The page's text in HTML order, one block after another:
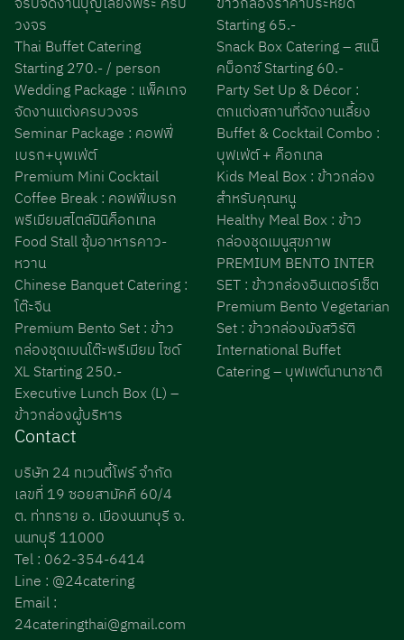
วงจร
Thai Buffet Catering
Starting 270.- / person
Wedding Package : แพ็คเกจ
จัดงานแต่งครบวงจร
Seminar Package : คอฟฟี่
เบรก+บุพเฟ่ต์
Premium Mini Cocktail
Coffee Break : คอฟฟี่เบรก
พรีเมียมสไตล์มินิค็อกเทล
Food Stall ซุ้มอาหารคาว-
หวาน
Chinese Banquet Catering :
โต๊ะจีน
Premium Bento Set : ข้าว
กล่องชุดเบนโต๊ะพรีเมียม ไซด์
XL Starting 250.-
Executive Lunch Box (L) –
ข้าวกล่องผู้บริหาร
Starting 65.-
Snack Box Catering – สแน็
คบ็อกซ์ Starting 60.-
Party Set Up & Décor :
ตกแต่งสถานที่จัดงานเลี้ยง
Buffet & Cocktail Combo :
บุฟเฟ่ต์ + ค็อกเทล
Kids Meal Box : ข้าวกล่อง
สำหรับคุณหนู
Healthy Meal Box : ข้าว
กล่องชุดเมนูสุขภาพ
PREMIUM BENTO INTER
SET : ข้าวกล่องอินเตอร์เซ็ต
Premium Bento Vegetarian
Set : ข้าวกล่องมังสวิรัติ
International Buffet
Catering – บุฟเฟต์นานาชาติ
Contact
บริษัท 24 ทเวนตี้โฟร์ จำกัด
เลขที่ 19 ซอยสามัคคี 60/4
ต. ท่าทราย อ. เมืองนนทบุรี จ.
นนทบุรี 11000
Tel : 062-354-6414
Line : @24catering
Email :
24cateringthai@gmail.com